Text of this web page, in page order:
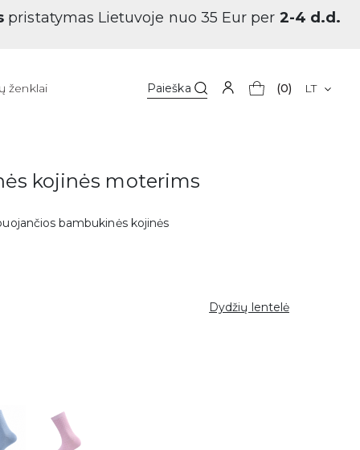
pristatymas Lietuvoje nuo 35 Eur per 2-4 d.d.
ženklai Paieška (0) LT
kojinės moterims
bambukinės kojinės
Dydžių lentelė